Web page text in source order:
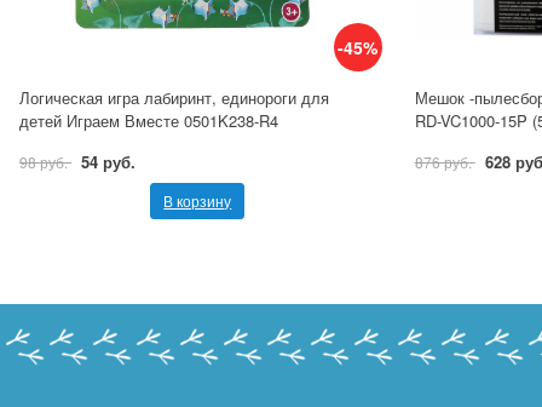
-45%
Логическая игра лабиринт, единороги для
детей Играем Вместе 0501K238-R4
98 руб. 54 руб.
В корзину
Мешок -
RD-VC1000-15P
876 руб. 628